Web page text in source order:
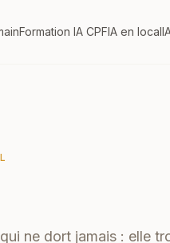
Formation IA CPFIA en local
ne dort jamais : elle